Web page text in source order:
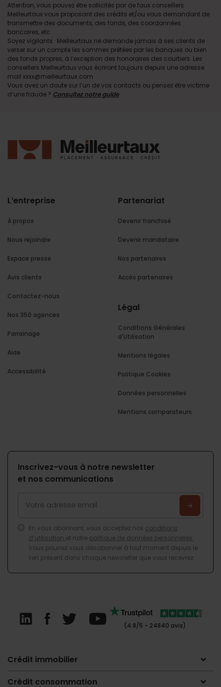
Attention, vous pouvez être sollicités par de faux conseillers
Meilleurtaux vous proposant des crédits et/ou vous demandant de
transmettre des documents, des fonds, des coordonnées
bancaires, etc.
Soyez vigilants · Meilleurtaux ne demande jamais à ses clients de
verser sur un compte les sommes prêtées par les banques ou bien
des fonds propres, à l’exception des honoraires des courtiers. Les
conseillers Meilleurtaux vous écriront toujours depuis une adresse
mail xxxx@meilleurtaux.com
Vous avez un doute sur l’un de vos contacts ou pensez être victime
d’une fraude ? Consultez notre guide.
L’entreprise
À propos
Nous rejoindre
Espace presse
Avis clients
Contactez-nous
Nos 350 agences
Parrainage
Aide
Accessibilité
Partenariat
Devenir franchisé
Devenir mandataire
Nos partenaires
Accès partenaires
Légal
Conditions Générales
d'Utilisation
Mentions légales
Politique Cookies
Données personnelles
Mentions comparateurs
Inscrivez-vous à notre newsletter
et nos communications
En vous abonnant, vous acceptez nos conditions
d’utilisation et notre politique de données personnelles
Vous pourrez vous désabonner à tout moment depuis le
lien présent dans chaque newsletter que vous recevrez.
(4.8/5 - 24840 avis)
Crédit immobilier
Crédit consommation